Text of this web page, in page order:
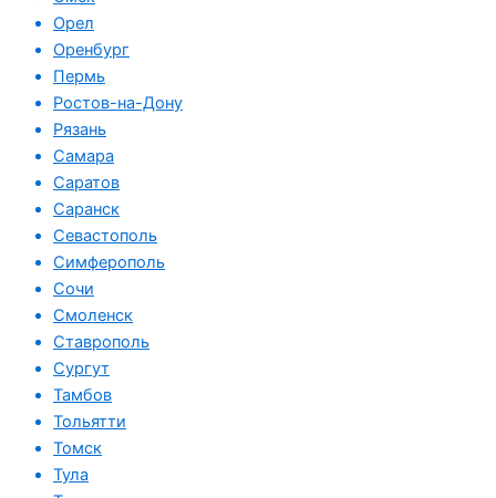
Орел
Оренбург
Пермь
Ростов-на-Дону
Рязань
Самара
Саратов
Саранск
Севастополь
Симферополь
Сочи
Смоленск
Ставрополь
Сургут
Тамбов
Тольятти
Томск
Тула